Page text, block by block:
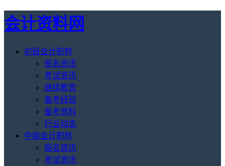
会计资料网
初级会计职称
报名资讯
考试资讯
继续教育
备考经验
备考资料
行业动态
中级会计职称
报名资讯
考试资讯